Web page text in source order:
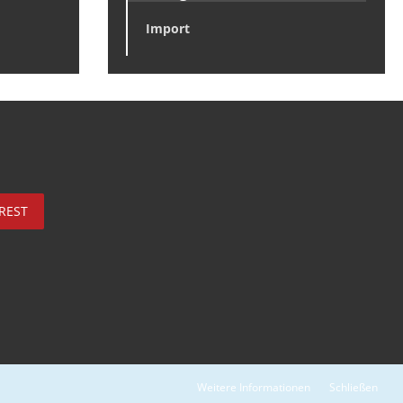
Import
Weitere Informationen Schließen